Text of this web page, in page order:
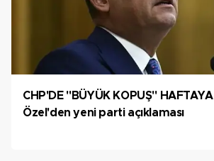
CHP'DE "BÜYÜK KOPUŞ"
Özel'den yeni parti açıklaması